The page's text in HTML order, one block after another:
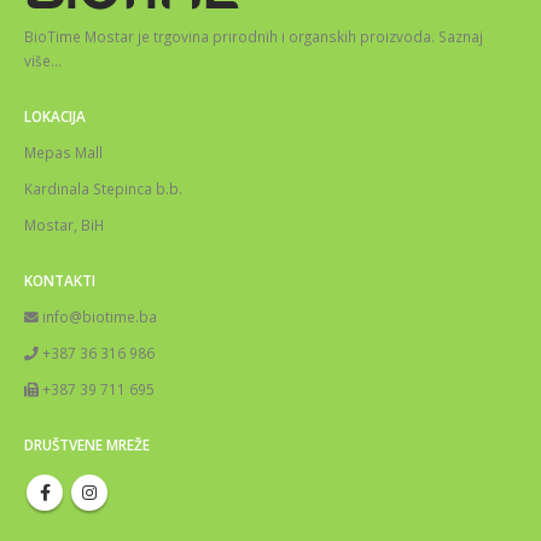
BioTime Mostar je trgovina prirodnih i organskih proizvoda. Saznaj
više…
LOKACIJA
Mepas Mall
Kardinala Stepinca b.b.
Mostar, BiH
KONTAKTI
info@biotime.ba
+387 36 316 986
+387 39 711 695
DRUŠTVENE MREŽE